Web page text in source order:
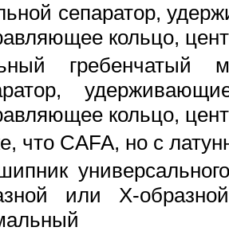
сепаратор,
кольцо,
гребенчатый
кольцо,
что CAFA, но с
или Х-